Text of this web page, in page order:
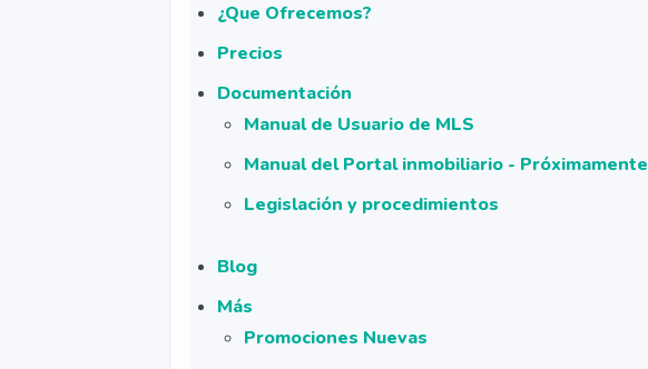
¿Que Ofrecemos?
Precios
Documentación
Manual de Usuario de MLS
Manual del Portal inmobiliario - Próximamente
Legislación y procedimientos
Blog
Más
Promociones Nuevas